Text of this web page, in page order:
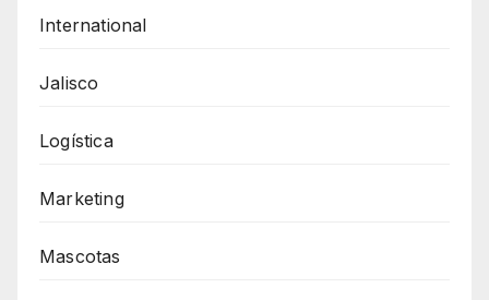
International
Jalisco
Logística
Marketing
Mascotas